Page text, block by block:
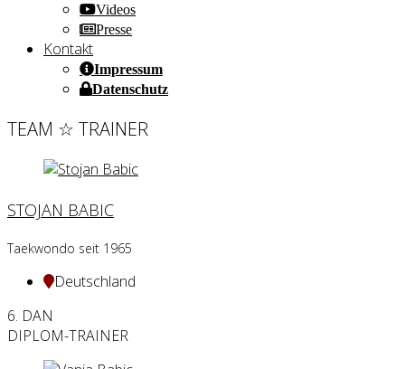
Videos
Presse
Kontakt
Impressum
Datenschutz
TEAM ☆ TRAINER
STOJAN BABIC
Taekwondo seit 1965
Deutschland
6. DAN
DIPLOM-TRAINER